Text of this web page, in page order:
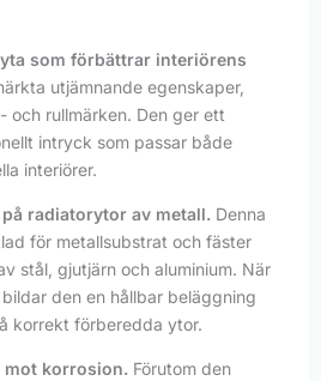
som förbättrar interiörens
utjämnande egenskaper,
och rullmärken. Den ger ett
intryck som passar både
interiörer.
radiatorytor av metall. Denna
för metallsubstrat och fäster
stål, gjutjärn och aluminium. När
den en hållbar beläggning
korrekt förberedda ytor.
mot korrosion. Förutom den